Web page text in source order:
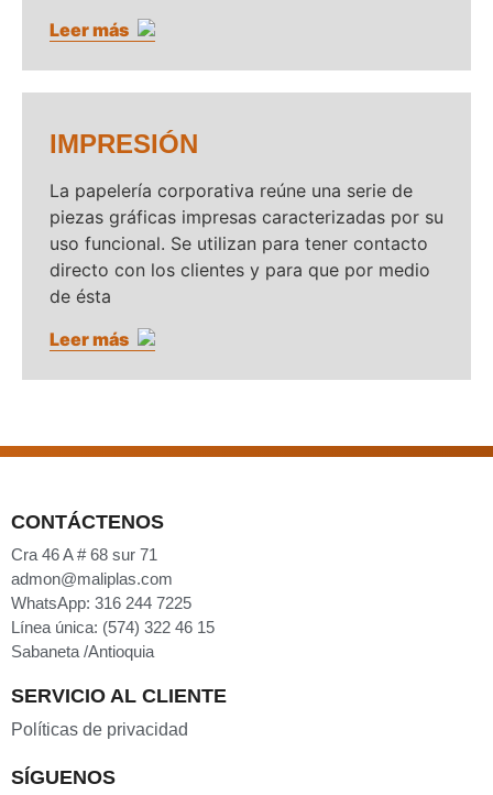
Leer más
IMPRESIÓN
La papelería corporativa reúne una serie de
piezas gráficas impresas caracterizadas por su
uso funcional. Se utilizan para tener contacto
directo con los clientes y para que por medio
de ésta
Leer más
CONTÁCTENOS
Cra 46 A # 68 sur 71
admon@maliplas.com
WhatsApp: 316 244 7225
Línea única: (574) 322 46 15
Sabaneta /Antioquia
SERVICIO AL CLIENTE
Políticas de privacidad
SÍGUENOS